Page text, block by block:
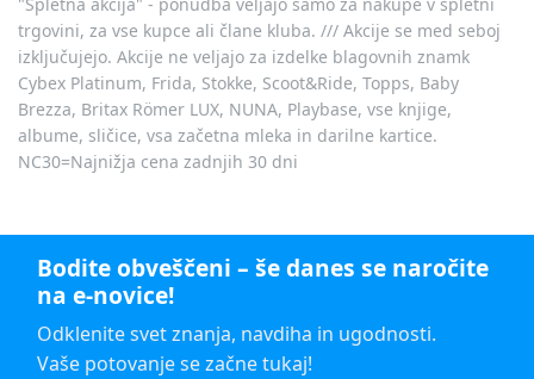
trgovini, za vse kupce ali člane kluba. /// Akcije se med seboj
izključujejo. Akcije ne veljajo za izdelke blagovnih znamk
Cybex Platinum, Frida, Stokke, Scoot&Ride, Topps, Baby
Brezza, Britax Römer LUX, NUNA, Playbase, vse knjige,
albume, sličice, vsa začetna mleka in darilne kartice.
NC30=Najnižja cena zadnjih 30 dni
Bodite obveščeni – še danes se naročite
na e-novice!
Odklenite svet znanja, navdiha in ugodnosti.
Vaše potovanje se začne tukaj!